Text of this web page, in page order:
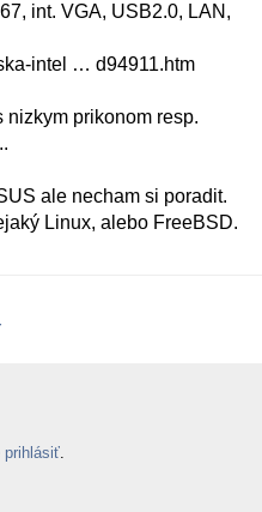
int. VGA, USB2.0, LAN,
intel … d94911.htm
nizkym prikonom resp.
ale necham si poradit.
Linux, alebo FreeBSD.
prihlásiť